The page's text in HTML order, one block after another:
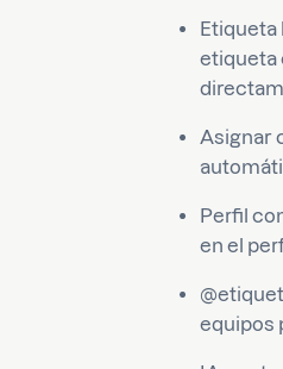
Etiqueta
etiqueta
Asignar
Perfil
en el
equipos